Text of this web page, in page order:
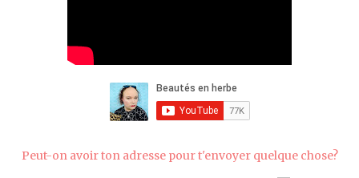
Peut-on avoir ton adresse pour t'envoyer quelque chose?